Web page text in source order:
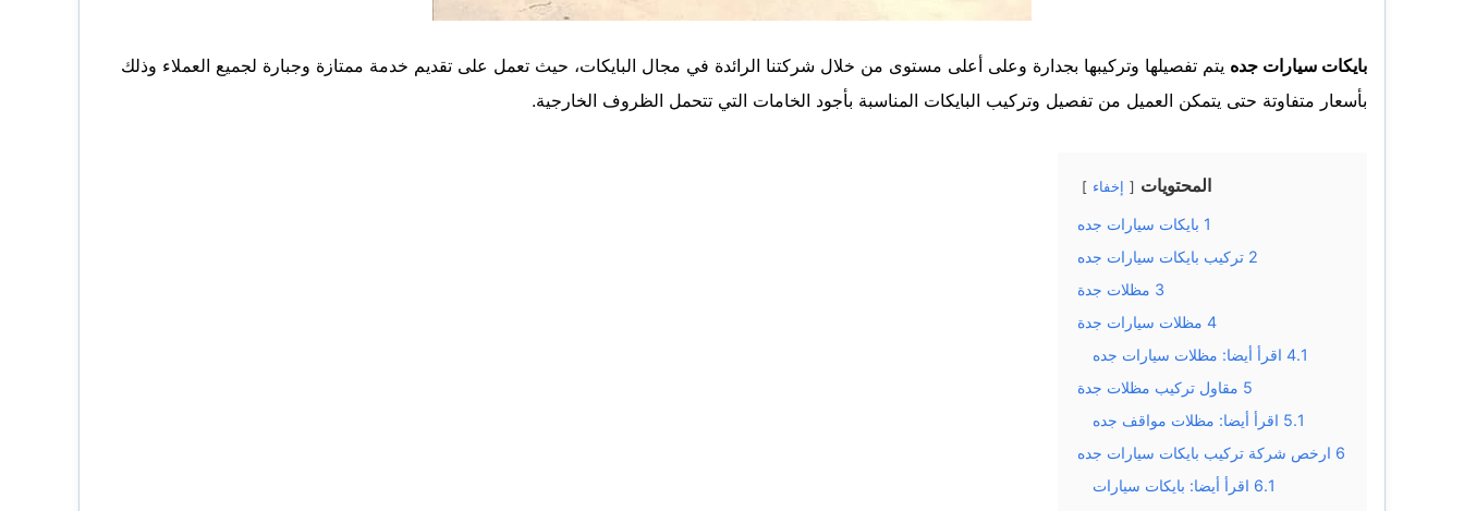
بايكات سيارات جده يتم تفصيلها وتركيبها بجدارة وعلى أعلى مستوى من خلال شركتنا الرائدة في مجال البايكات، حيث تعمل على تقديم خدمة ممتازة وجبارة لجميع العملاء وذلك
بأسعار متفاوتة حتى يتمكن العميل من تفصيل وتركيب البايكات المناسبة بأجود الخامات التي تتحمل الظروف الخارجية.
المحتويات إخفاء
1 بايكات سيارات جده
2 تركيب بايكات سيارات جده
3 مظلات جدة
4 مظلات سيارات جدة
4.1 اقرأ أيضا: مظلات سيارات جده
5 مقاول تركيب مظلات جدة
5.1 اقرأ أيضا: مظلات مواقف جده
6 ارخص شركة تركيب بايكات سيارات جده
6.1 اقرأ أيضا: بايكات سيارات